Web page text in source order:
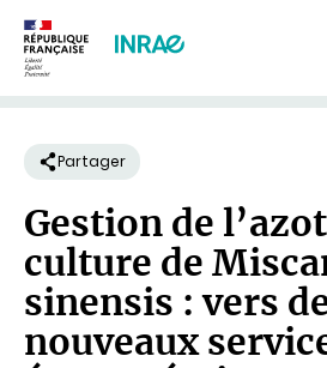
Partager
Gestion de
culture de
sinensis : vers
nouveaux